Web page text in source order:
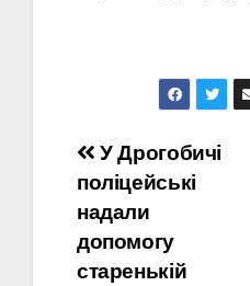
Навігація
записів
У Дрогобичі
поліцейські
надали
допомогу
старенькій